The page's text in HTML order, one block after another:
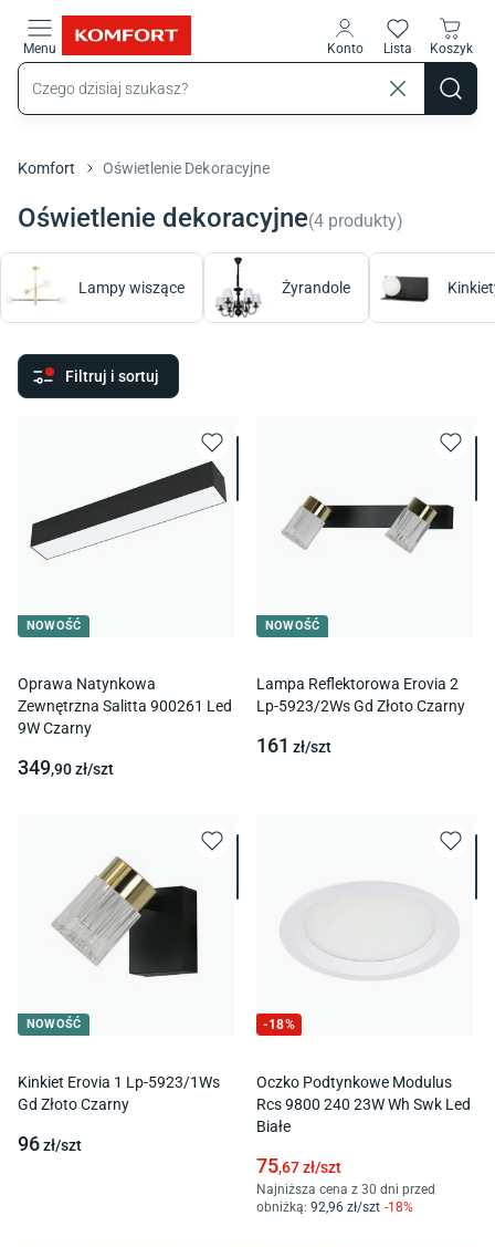
Menu Konto Lista Koszyk
Komfort Oświetlenie Dekoracyjne
Oświetlenie dekoracyjne(4 produkty)
Lampy wiszące Żyrandole
Filtruj i sortuj
NOWOŚĆ
Oprawa Natynkowa
Zewnętrzna Salitta 900261 Led
9W Czarny
349,90zł/szt
NOWOŚĆ
Lampa Reflektorowa Erovia 2
Lp-5923/2Ws Gd Złoto Czarny
161 zł/szt
NOWOŚĆ
Kinkiet Erovia 1 Lp-5923/1Ws
Gd Złoto Czarny
96zł/szt
-18%
Oczko Podtynkowe Modulus
Rcs 9800 240 23W Wh Swk Led
Białe
75,67zł/szt
Najniższa cena z 30 dni przed
obniżką: 92,96 zł/szt -18%